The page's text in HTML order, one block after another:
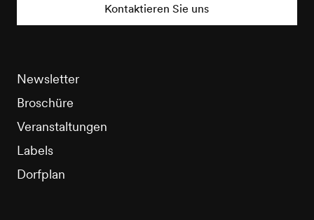
Kontaktieren Sie uns
Newsletter
Broschüre
Veranstaltungen
Labels
Dorfplan